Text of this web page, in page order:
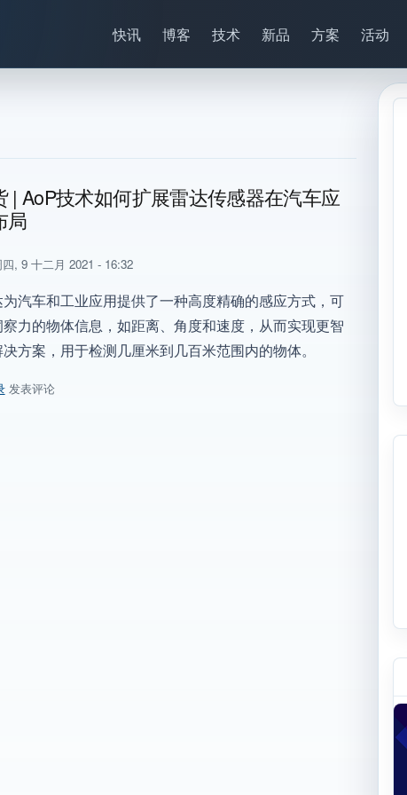
快讯 博客 技术 新品 方案 活动
| AoP技术如何扩展雷达传感器在汽车应
局
, 9 十二月 2021 - 16:32
汽车和工业应用提供了一种高度精确的感应方式，可
力的物体信息，如距离、角度和速度，从而实现更智
方案，用于检测几厘米到几百米范围内的物体。
| AoP技术如何扩展雷达传感器在汽车应用中的布局
发表评论